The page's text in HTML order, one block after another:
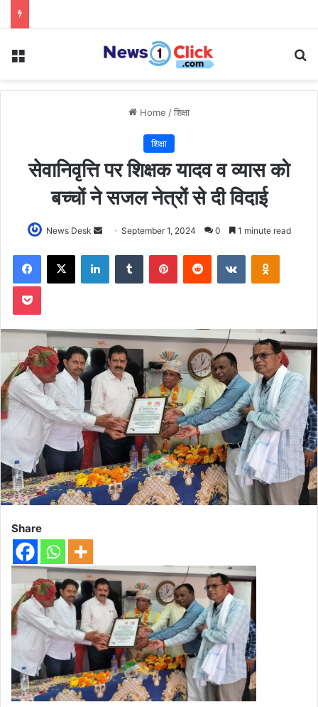
Menu
Home /शिक्षा
शिक्षा
सेवानिवृत्ति पर शिक्षक यादव व व्यास को
बच्चों ने सजल नेत्रों से दी विदाई
News Desk
SendSeptember 1, 2024 0 1 minute read
Facebook
X LinkedInTumblr PinterestReddit VKontakte
Pocket
Share